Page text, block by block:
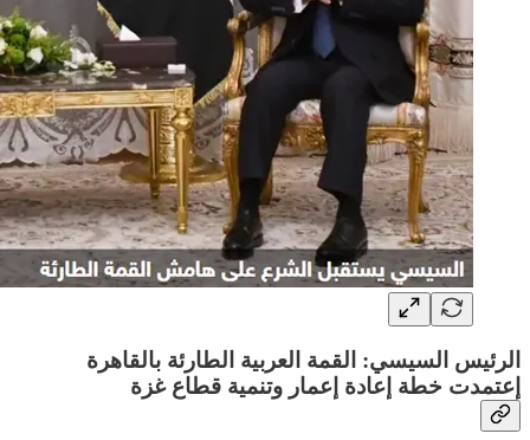
الرئيس السيسي: القمة العربية الطارئة بالقاهرة
إعتمدت خطة إعادة إعمار وتنمية قطاع غزة